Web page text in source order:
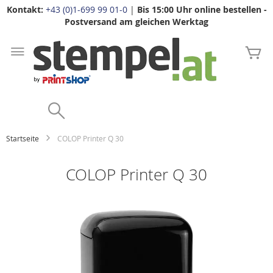
Kontakt: +43 (0)1-699 99 01-0| Bis 15:00 Uhr online bestellen -
Postversand am gleichen Werktag
Inhalt
springen
Startseite COLOP Printer Q 30
COLOP Printer Q 30